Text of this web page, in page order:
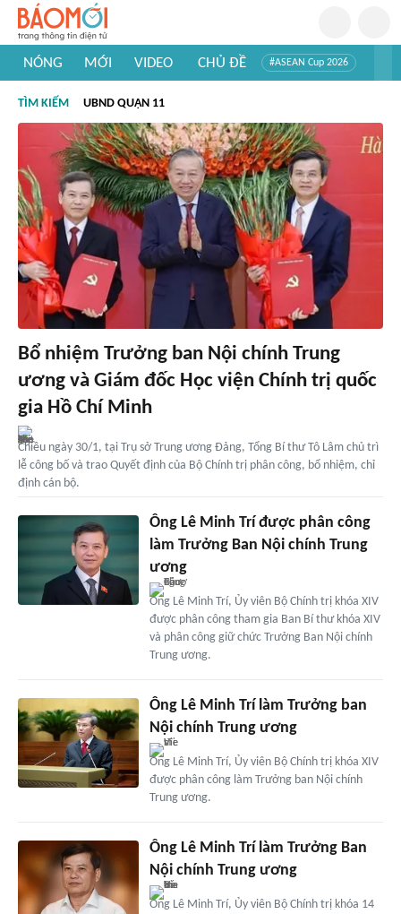
NÓNG MỚI VIDEO CHỦ ĐỀ #ASEAN Cup 2026
#Khám phá thế giới
TÌM KIẾM UBND QUẬN 11
Bổ nhiệm Trưởng ban Nội chính Trung
ương và Giám đốc Học viện Chính trị quốc
gia Hồ Chí Minh
Chiều ngày 30/1, tại Trụ sở Trung ương Đảng, Tổng Bí thư Tô Lâm chủ trì
lễ công bố và trao Quyết định của Bộ Chính trị phân công, bổ nhiệm, chỉ
định cán bộ.
Ông Lê Minh Trí được phân công
làm Trưởng Ban Nội chính Trung
ương
Ông Lê Minh Trí, Ủy viên Bộ Chính trị khóa XIV
được phân công tham gia Ban Bí thư khóa XIV
và phân công giữ chức Trưởng Ban Nội chính
Trung ương.
Ông Lê Minh Trí làm Trưởng ban
Nội chính Trung ương
Ông Lê Minh Trí, Ủy viên Bộ Chính trị khóa XIV
được phân công làm Trưởng ban Nội chính
Trung ương.
Ông Lê Minh Trí làm Trưởng Ban
Nội chính Trung ương
Ông Lê Minh Trí, Ủy viên Bộ Chính trị khóa 14